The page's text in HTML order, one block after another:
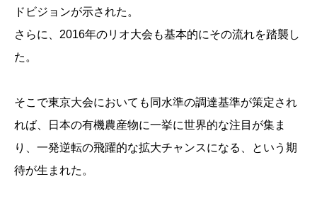
ドビジョンが示された。
さらに、2016年のリオ大会も基本的にその流れを踏襲し
た。
そこで東京大会においても同水準の調達基準が策定され
れば、日本の有機農産物に一挙に世界的な注目が集ま
り、一発逆転の飛躍的な拡大チャンスになる、という期
待が生まれた。